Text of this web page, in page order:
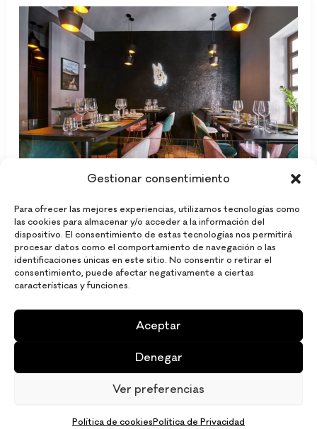
Gestionar consentimiento
Para ofrecer las mejores experiencias, utilizamos tecnologías como
las cookies para almacenar y/o acceder a la información del
dispositivo. El consentimiento de estas tecnologías nos permitirá
procesar datos como el comportamiento de navegación o las
identificaciones únicas en este sitio. No consentir o retirar el
consentimiento, puede afectar negativamente a ciertas
características y funciones.
Aceptar
Denegar
Ver preferencias
Política de cookiesPolítica de Privacidad
Restaurante peruano
Sabores del Perú en Madrid: Un viaje
culinario con PUCARÁ
Sabores del Perú en Madrid: Un viaje culinario con
PUCARÁ Embárcate en un viaje culinario sin salir de
Madrid y descubre la riqueza de la gastronomía peruana
de la mano de PUCARÁ. PUCARÁ te invita a disfrutar
de una experiencia única en la que podrás degustar
platos tradicionales y nuevas